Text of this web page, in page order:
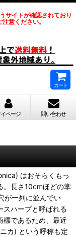
サイトが確認されており
意ください。
カート
ページ 問い合わせ
はおそらくもっ
。長さ10cmほどの掌
が一列に並んでい
スハープと呼ばれる
標であるため、最近
カ) という呼称も定